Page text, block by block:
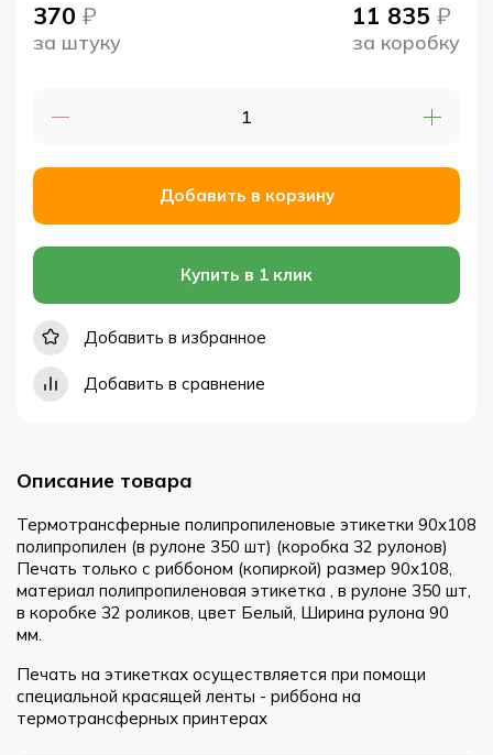
370 ₽
за штуку
11 835 ₽
за коробку
Добавить в корзину
Купить в 1 клик
Добавить в избранное
Добавить в сравнение
Описание товара
Термотрансферные полипропиленовые этикетки 90x108
полипропилен (в рулоне 350 шт) (коробка 32 рулонов)
Печать только с риббоном (копиркой) размер 90x108,
материал полипропиленовая этикетка , в рулоне 350 шт,
в коробке 32 роликов, цвет Белый, Ширина рулона 90
мм.
Печать на этикетках осуществляется при помощи
специальной красящей ленты - риббона на
термотрансферных принтерах